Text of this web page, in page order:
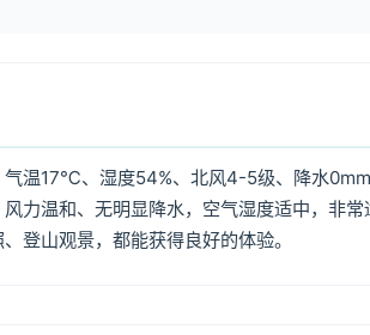
温17℃、湿度54%、北风4-5级、降水0mm
力温和、无明显降水，空气湿度适中，非
登山观景，都能获得良好的体验。